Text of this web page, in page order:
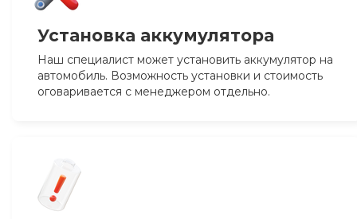
Установка аккумулятора
Наш специалист может установить аккумулятор на
автомобиль. Возможность установки и стоимость
оговаривается с менеджером отдельно.